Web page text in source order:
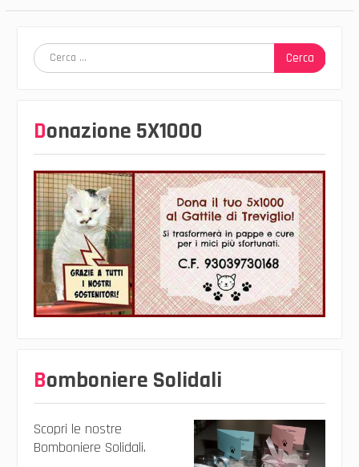
Ricerca
per:
Donazione 5X1000
Bomboniere Solidali
Scopri le nostre
Bomboniere Solidali.